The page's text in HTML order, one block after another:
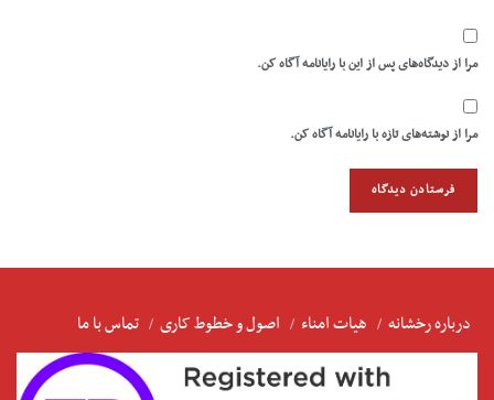
مرا از دیدگاه‌های پس از این با رایانامه آگاه کن.
مرا از نوشته‌های تازه با رایانامه آگاه کن.
درباره رخشانه هیات امناء اصول و خطوط کاری تماس با ما